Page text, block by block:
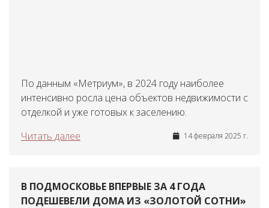
По данным «Метриум», в 2024 году наиболее
интенсивно росла цена объектов недвижимости с
отделкой и уже готовых к заселению.
Читать далее
14 февраля 2025 г.
В ПОДМОСКОВЬЕ ВПЕРВЫЕ ЗА 4 ГОДА
ПОДЕШЕВЕЛИ ДОМА ИЗ «ЗОЛОТОЙ СОТНИ»